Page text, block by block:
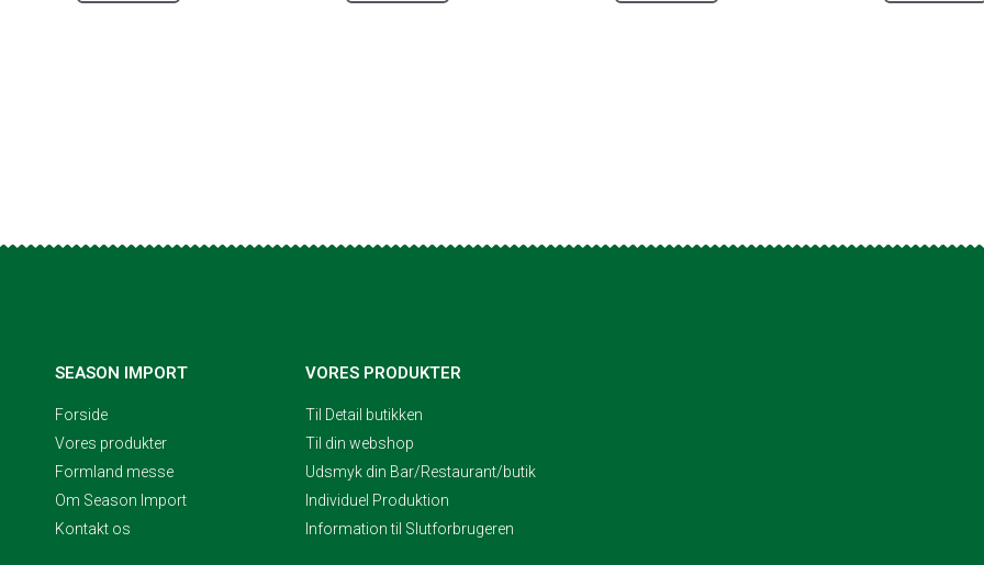
SEASON IMPORT
Forside
Vores produkter
Formland messe
Om Season Import
Kontakt os
VORES PRODUKTER
Til Detail butikken
Til din webshop
Udsmyk din Bar/Restaurant/butik
Individuel Produktion
Information til Slutforbrugeren